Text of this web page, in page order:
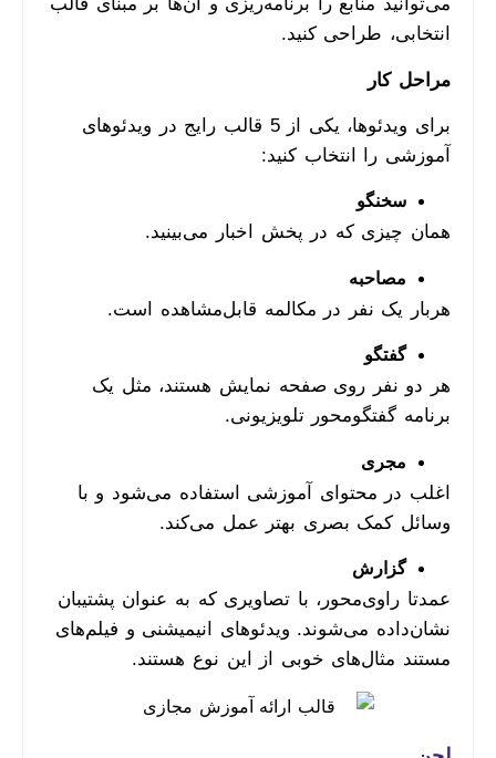
انتخابی، طراحی کنید.
مراحل کار
برای ویدئوها، یکی از 5 قالب رایج در ویدئوهای
آموزشی را انتخاب کنید:
سخنگو
همان چیزی که در پخش اخبار می‌بینید.
مصاحبه
هربار یک نفر در مکالمه قابل‌مشاهده است.
گفتگو
هر دو نفر روی صفحه نمایش هستند، مثل یک
برنامه گفتگومحور تلویزیونی.
مجری
اغلب در محتوای آموزشی استفاده می‌شود و با
وسائل کمک بصری بهتر عمل می‌کند.
گزارش
عمدتا راوی‌محور، با تصاویری که به عنوان پشتیبان
نشان‌داده می‌شوند. ویدئوهای انیمیشنی و فیلم‌های
مستند مثال‌های خوبی از این نوع هستند.